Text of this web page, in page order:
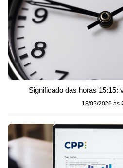
Significado das horas 15:15:
18/05/2026 às